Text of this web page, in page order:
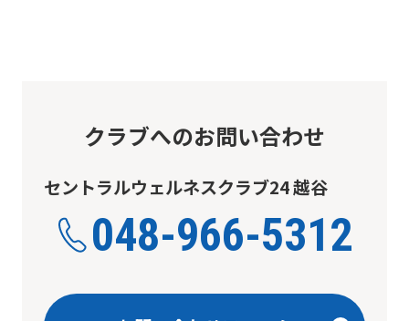
クラブへのお問い合わせ
セントラルウェルネスクラブ24 越谷
048-966-5312